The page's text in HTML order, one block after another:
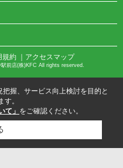
規約 ｜アクセスマップ
前店(株)KFC All rights reserved.
握、サービス向上検討を目的と
。
て」 をご確認ください。